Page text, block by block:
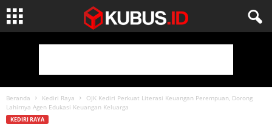
Beranda Kediri Raya
OJK Kediri Perkuat Literasi Keuangan Perempuan, Dorong
Lahirnya Agen Edukasi Keuangan Keluarga
KEDIRI RAYA